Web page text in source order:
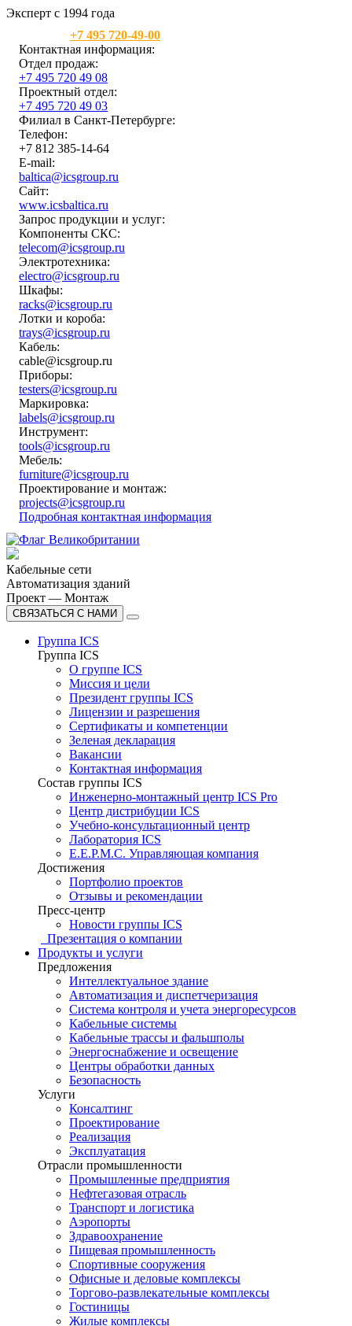
Эксперт с 1994 года
+7 495 720-49-00
Контактная информация:
Отдел продаж:
+7 495 720 49 08
Проектный отдел:
+7 495 720 49 03
Филиал в Санкт-Петербурге:
Телефон:
+7 812 385-14-64
E-mail:
baltica@icsgroup.ru
Сайт:
www.icsbaltica.ru
Запрос продукции и услуг:
Компоненты СКС:
telecom@icsgroup.ru
Электротехника:
electro@icsgroup.ru
Шкафы:
racks@icsgroup.ru
Лотки и короба:
trays@icsgroup.ru
Кабель:
cable@icsgroup.ru
Приборы:
testers@icsgroup.ru
Маркировка:
labels@icsgroup.ru
Инструмент:
tools@icsgroup.ru
Мебель:
furniture@icsgroup.ru
Проектирование и монтаж:
projects@icsgroup.ru
Подробная контактная информация
Кабельные сети
Автоматизация зданий
Проект — Монтаж
СВЯЗАТЬСЯ С НАМИ
Группа ICS
Группа ICS
О группе ICS
Миссия и цели
Президент группы ICS
Лицензии и разрешения
Сертификаты и компетенции
Зеленая декларация
Вакансии
Контактная информация
Состав группы ICS
Инженерно-монтажный центр ICS Pro
Центр дистрибуции ICS
Учебно-консультационный центр
Лаборатория ICS
E.E.P.M.C. Управляющая компания
Достижения
Портфолио проектов
Отзывы и рекомендации
Пресс-центр
Новости группы ICS
Презентация о компании
Продукты и услуги
Предложения
Интеллектуальное здание
Автоматизация и диспетчеризация
Система контроля и учета энергоресурсов
Кабельные системы
Кабельные трассы и фальшполы
Энергоснабжение и освещение
Центры обработки данных
Безопасность
Услуги
Консалтинг
Проектирование
Реализация
Эксплуатация
Отрасли промышленности
Промышленные предприятия
Нефтегазовая отрасль
Транспорт и логистика
Аэропорты
Здравоохранение
Пищевая промышленность
Спортивные сооружения
Офисные и деловые комплексы
Торгово-развлекательные комплексы
Гостиницы
Жилые комплексы